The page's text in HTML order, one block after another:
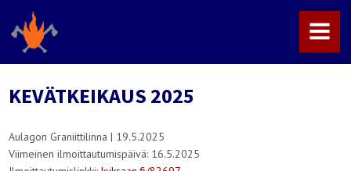
MENU
KEVÄTKEIKAUS 2025
Aulagon Graniittilinna | 19.5.2025
Viimeinen ilmoittautumispäivä: 16.5.2025